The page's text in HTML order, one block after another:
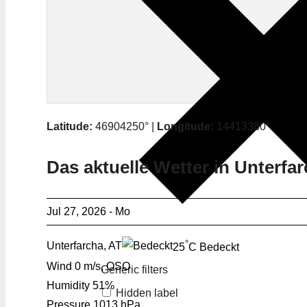
Generic filters
Hidden label
Latitude: 46904250° | Longitude: 14413380°
Das aktuelle Wetter in
Jul 27, 2026 - Mo
Unterfarcha, AT 25°C Bedeckt
Wind 0 m/s, OSO
Humidity 51%
Pressure 1013 hPa